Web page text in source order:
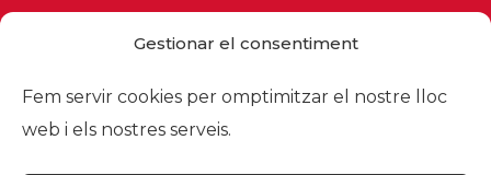
Gestionar el consentiment
Fem servir cookies per omptimitzar el nostre lloc
web i els nostres serveis.
foment@foment.com